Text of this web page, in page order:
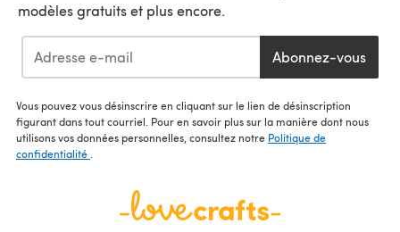
modèles gratuits et plus encore.
Abonnez-vous
Vous pouvez vous désinscrire en cliquant sur le lien de désinscription
figurant dans tout courriel. Pour en savoir plus sur la manière dont nous
utilisons vos données personnelles, consultez notre Politique de
confidentialité